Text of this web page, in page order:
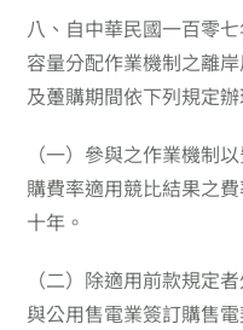
八、 自中華民國一百零
容量分配作業機制之離
及躉購期間依下列規定辦
（一） 參與之作業機制
購費率適用競比結果之
十年。
（二） 除適用前款規定
與公用售電業簽訂購售